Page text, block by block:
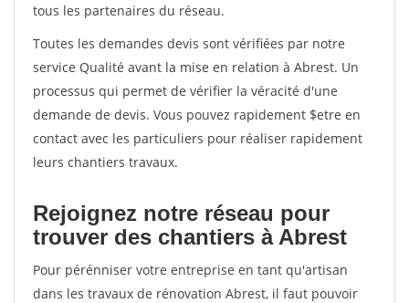
tous les partenaires du réseau.
Toutes les demandes devis sont vérifiées par notre
service Qualité avant la mise en relation à Abrest. Un
processus qui permet de vérifier la véracité d'une
demande de devis. Vous pouvez rapidement $etre en
contact avec les particuliers pour réaliser rapidement
leurs chantiers travaux.
Rejoignez notre réseau pour
trouver des chantiers à Abrest
Pour pérénniser votre entreprise en tant qu'artisan
dans les travaux de rénovation Abrest, il faut pouvoir